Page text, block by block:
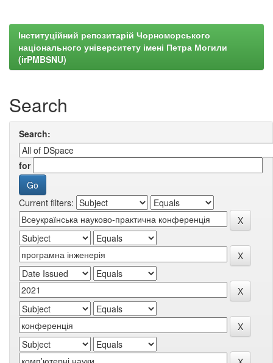
Інституційний репозитарій Чорноморського
національного університету імені Петра Могили
(irPMBSNU)
Search
Search:
for
Current filters: